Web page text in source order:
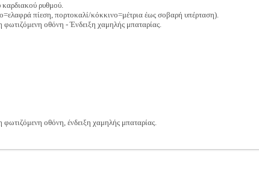
καρδιακού ρυθμού.
πίεση, πορτοκαλί/κόκκινο=μέτρια έως σοβαρή υπέρταση).
οθόνη - Ένδειξη χαμηλής μπαταρίας.
οθόνη, ένδειξη χαμηλής μπαταρίας.